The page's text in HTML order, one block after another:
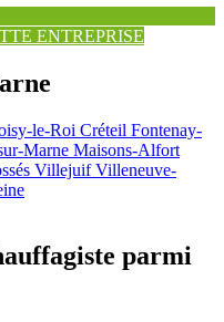
ENTREPRISE
le-Roi Créteil Fontenay-
Marne Maisons-Alfort
VillejuifVilleneuve-
parmi